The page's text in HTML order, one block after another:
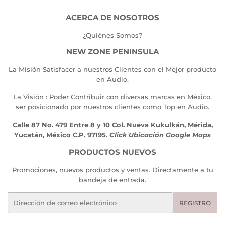
ACERCA DE NOSOTROS
¿Quiénes Somos?
NEW ZONE PENINSULA
La Misión Satisfacer a nuestros Clientes con el Mejor producto
en Audio.
La Visión : Poder Contribuir con diversas marcas en México,
ser posicionado por nuestros clientes como Top en Audio.
Calle 87 No. 479 Entre 8 y 10 Col. Nueva Kukulkán, Mérida,
Yucatán, México C.P. 97195. Click Ubicación Google Maps
PRODUCTOS NUEVOS
Promociones, nuevos productos y ventas. Directamente a tu
bandeja de entrada.
REGISTRO